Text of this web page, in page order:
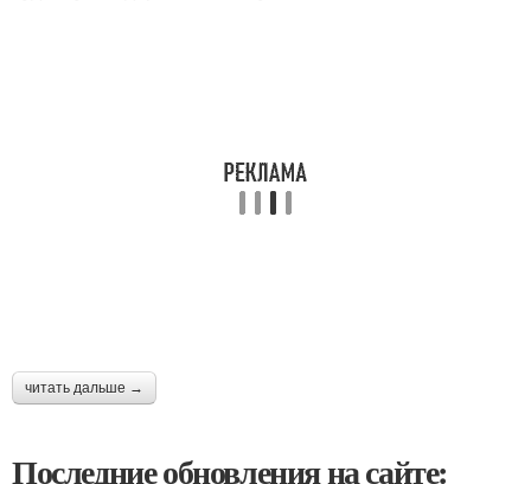
читать дальше →
Последние обновления на сайте: